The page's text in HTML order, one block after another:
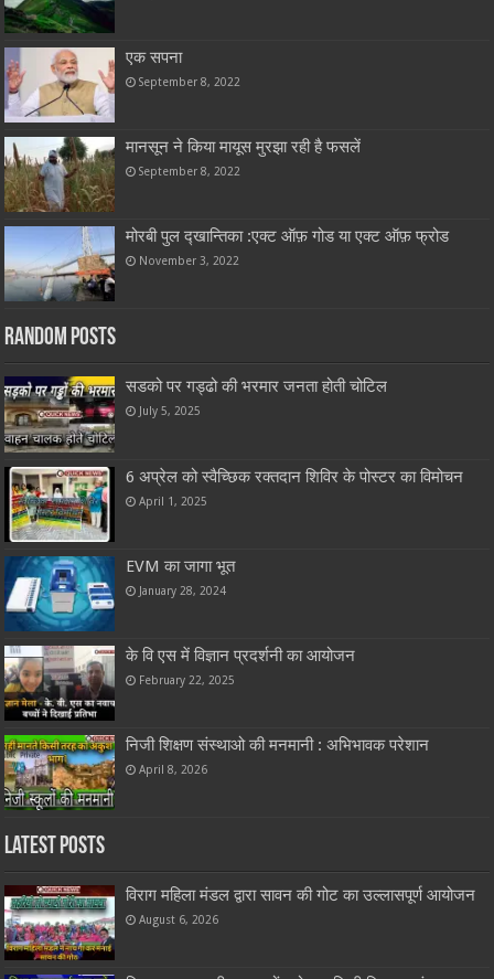
एक सपना
September 8, 2022
मानसून ने किया मायूस मुरझा रही है फसलें
September 8, 2022
मोरबी पुल द्खान्तिका :एक्ट ऑफ़ गोड या एक्ट ऑफ़ फ्रोड
November 3, 2022
Random Posts
सडको पर गड्ढो की भरमार जनता होती चोटिल
July 5, 2025
6 अप्रेल को स्वैच्छिक रक्तदान शिविर के पोस्टर का विमोचन
April 1, 2025
EVM का जागा भूत
January 28, 2024
के वि एस में विज्ञान प्रदर्शनी का आयोजन
February 22, 2025
निजी शिक्षण संस्थाओ की मनमानी : अभिभावक परेशान
April 8, 2026
Latest Posts
विराग महिला मंडल द्वारा सावन की गोट का उल्लासपूर्ण आयोजन
August 6, 2026